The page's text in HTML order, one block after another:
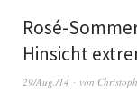
Rosé-
Hinsicht
29/Aug./14 von